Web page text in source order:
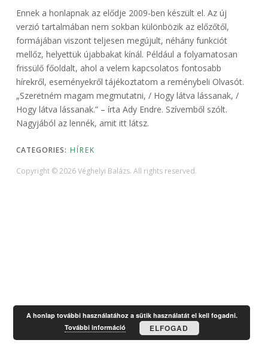
Ennek a honlapnak az elődje 2009-ben készült el. Az új
verzió tartalmában nem sokban különbözik az előzőtől,
formájában viszont teljesen megújult, néhány funkciót
mellőz, helyettük újabbakat kínál. Például a folyamatosan
frissülő főoldalt, ahol a velem kapcsolatos fontosabb
hírekről, eseményekről tájékoztatom a reménybeli Olvasót.
„Szeretném magam megmutatni, / Hogy látva lássanak, /
Hogy látva lássanak.” – írta Ady Endre. Szívemből szólt.
Nagyjából az lennék, amit itt látsz.
CATEGORIES: HÍREK
Copyright © 2026 Véghelyi Balázs. All rights reserved.
A honlap további használatához a sütik használatát el kell fogadni.
További információ
ELFOGAD